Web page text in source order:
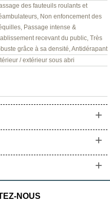
des fauteuils roulants et
Non enfoncement des
Passage intense &
recevant du public, Très
grâce à sa densité, Antidérapant
/ extérieur sous abri
+
+
+
NOUS